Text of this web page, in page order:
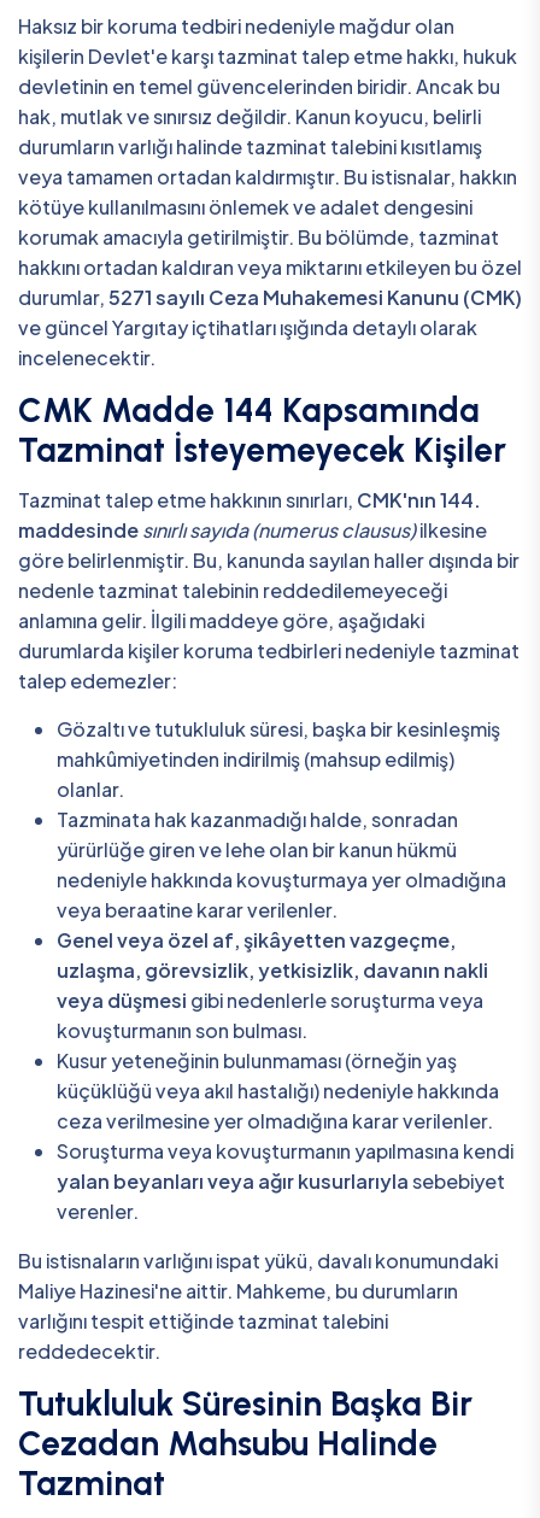
Haksız bir koruma tedbiri nedeniyle mağdur olan
kişilerin Devlet'e karşı tazminat talep etme hakkı, hukuk
devletinin en temel güvencelerinden biridir. Ancak bu
hak, mutlak ve sınırsız değildir. Kanun koyucu, belirli
durumların varlığı halinde tazminat talebini kısıtlamış
veya tamamen ortadan kaldırmıştır. Bu istisnalar, hakkın
kötüye kullanılmasını önlemek ve adalet dengesini
korumak amacıyla getirilmiştir. Bu bölümde, tazminat
hakkını ortadan kaldıran veya miktarını etkileyen bu özel
durumlar,5271 sayılı Ceza Muhakemesi Kanunu (CMK)
ve güncel Yargıtay içtihatları ışığında detaylı olarak
incelenecektir.
CMK Madde 144 Kapsamında
Tazminat İsteyemeyecek Kişiler
Tazminat talep etme hakkının sınırları, CMK'nın 144.
maddesindesınırlı sayıda (numerus clausus)ilkesine
göre belirlenmiştir. Bu, kanunda sayılan haller dışında bir
nedenle tazminat talebinin reddedilemeyeceği
anlamına gelir. İlgili maddeye göre, aşağıdaki
durumlarda kişiler koruma tedbirleri nedeniyle tazminat
talep edemezler:
Gözaltı ve tutukluluk süresi, başka bir kesinleşmiş
mahkûmiyetinden indirilmiş (mahsup edilmiş)
olanlar.
Tazminata hak kazanmadığı halde, sonradan
yürürlüğe giren ve lehe olan bir kanun hükmü
nedeniyle hakkında kovuşturmaya yer olmadığına
veya beraatine karar verilenler.
Genel veya özel af, şikâyetten vazgeçme,
uzlaşma, görevsizlik, yetkisizlik, davanın nakli
veya düşmesi gibi nedenlerle soruşturma veya
kovuşturmanın son bulması.
Kusur yeteneğinin bulunmaması (örneğin yaş
küçüklüğü veya akıl hastalığı) nedeniyle hakkında
ceza verilmesine yer olmadığına karar verilenler.
Soruşturma veya kovuşturmanın yapılmasına kendi
yalan beyanları veya ağır kusurlarıylasebebiyet
verenler.
Bu istisnaların varlığını ispat yükü, davalı konumundaki
Maliye Hazinesi'ne aittir. Mahkeme, bu durumların
varlığını tespit ettiğinde tazminat talebini
reddedecektir.
Tutukluluk Süresinin Başka Bir
Cezadan Mahsubu Halinde
Tazminat